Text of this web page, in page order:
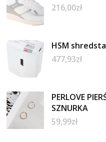
216,00zł
HSM
477,93zł
PERLOVE
SZNURKA
59,99zł